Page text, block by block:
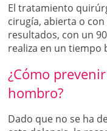
El tratamiento
cirugía, abierta o
resultados, con un
realiza en un tiempo
¿Cómo
hombro?
Dado que no se ha